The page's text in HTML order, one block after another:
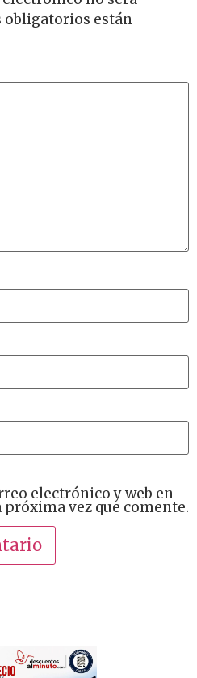
obligatorios están
electrónico y web en
vez que comente.